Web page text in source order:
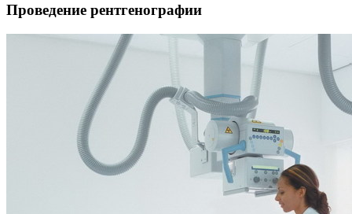
Проведение рентгенографии